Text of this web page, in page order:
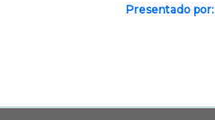
Presentado por: